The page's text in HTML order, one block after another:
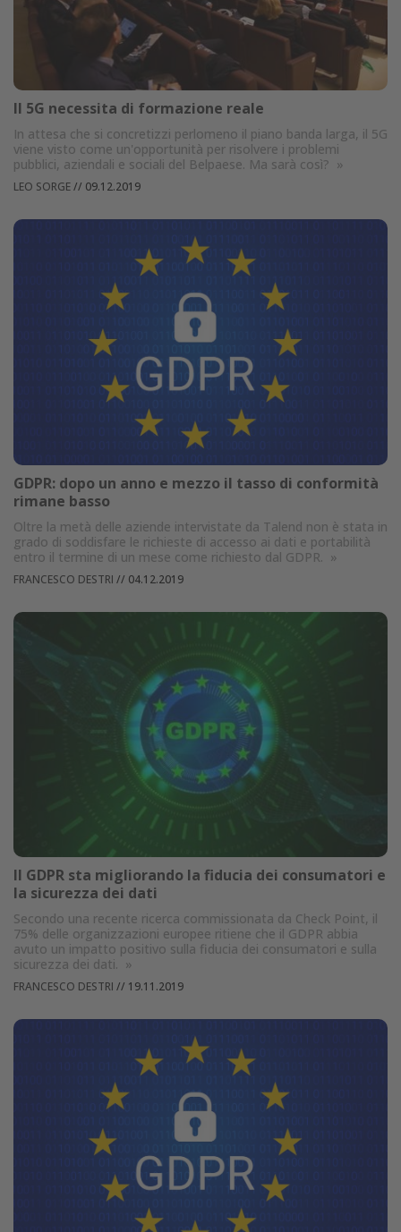
Il 5G necessita di formazione reale
In attesa che si concretizzi perlomeno il piano banda larga, il 5G
viene visto come un'opportunità per risolvere i problemi
pubblici, aziendali e sociali del Belpaese. Ma sarà così? »
LEO SORGE// 09.12.2019
GDPR: dopo un anno e mezzo il tasso di conformità
rimane basso
Oltre la metà delle aziende intervistate da Talend non è stata in
grado di soddisfare le richieste di accesso ai dati e portabilità
entro il termine di un mese come richiesto dal GDPR. »
FRANCESCO DESTRI // 04.12.2019
Il GDPR sta migliorando la fiducia dei consumatori e
la sicurezza dei dati
Secondo una recente ricerca commissionata da Check Point, il
75% delle organizzazioni europee ritiene che il GDPR abbia
avuto un impatto positivo sulla fiducia dei consumatori e sulla
sicurezza dei dati. »
FRANCESCO DESTRI // 19.11.2019